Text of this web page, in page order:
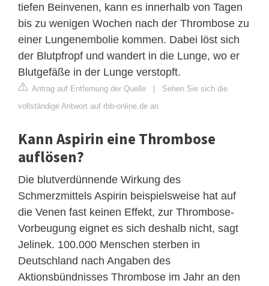
tiefen Beinvenen, kann es innerhalb von Tagen
bis zu wenigen Wochen nach der Thrombose zu
einer Lungenembolie kommen. Dabei löst sich
der Blutpfropf und wandert in die Lunge, wo er
Blutgefäße in der Lunge verstopft.
Antrag auf Entfernung der Quelle | Sehen Sie sich die
vollständige Antwort auf rbb-online.de an
Kann Aspirin eine Thrombose
auflösen?
Die blutverdünnende Wirkung des
Schmerzmittels Aspirin beispielsweise hat auf
die Venen fast keinen Effekt, zur Thrombose-
Vorbeugung eignet es sich deshalb nicht, sagt
Jelinek. 100.000 Menschen sterben in
Deutschland nach Angaben des
Aktionsbündnisses Thrombose im Jahr an den